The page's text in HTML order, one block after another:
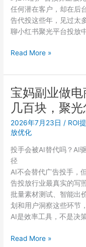
跌
到
1
1.5
出
在
哪
任何潜在客户，却在后
告代投这些年，见过太
聊小红书聚光平台投放
新
做
广
告
投
放
容
踩
的
5
个
坑，
最
后
个
Read More »
宝妈副业做
几百块，聚
2026年7月23日 / ROI
放优化
投手会被AI替代吗？AI
径
AI不会替代广告投手，
告投放行业最真实的写
批量素材测试、智能出
划和用户洞察这些环节
AI是效率工具，不是决
宝
Read More »